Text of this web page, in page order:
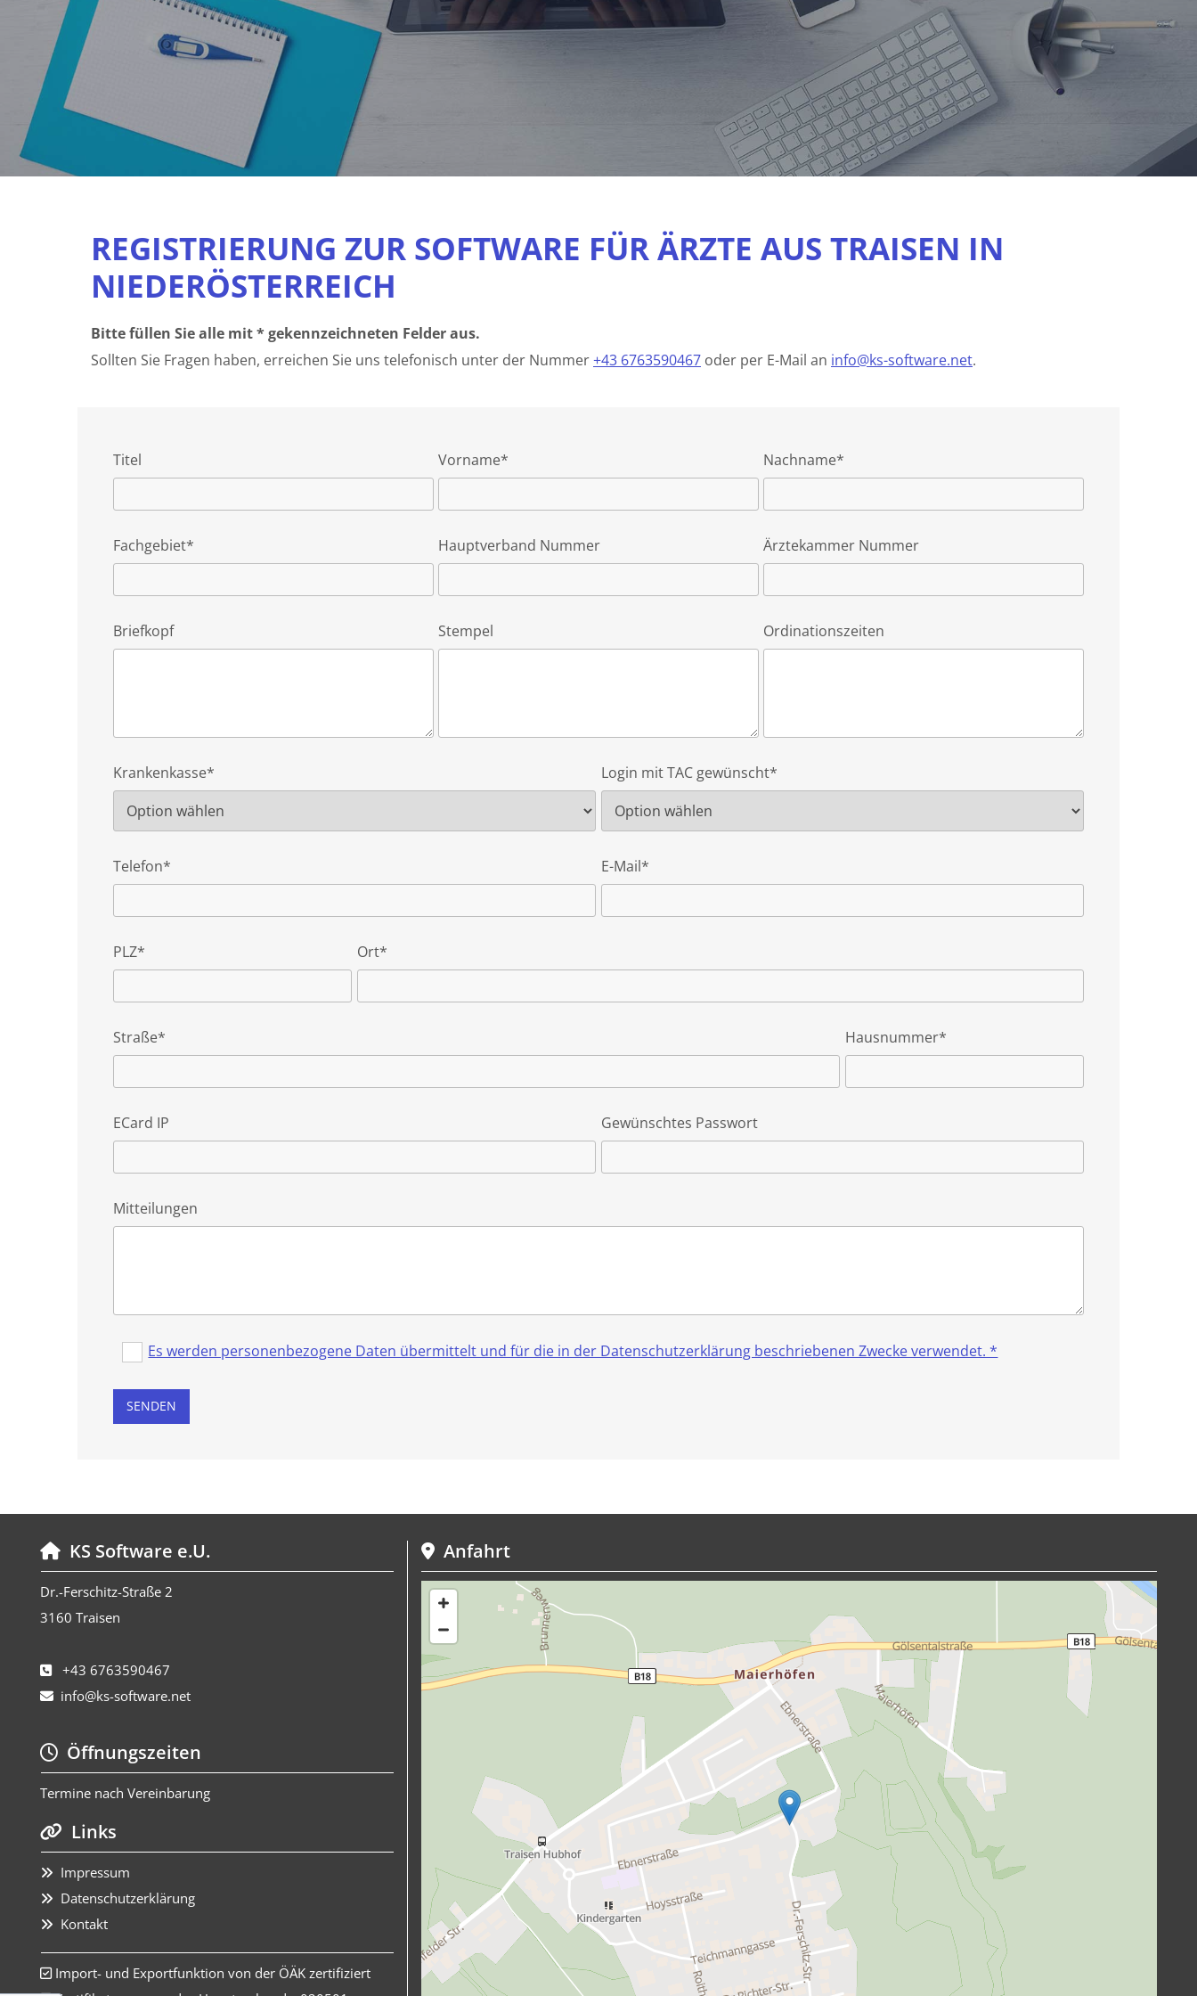
REGISTRIERUNG ZUR SOFTWARE FÜR ÄRZTE AUS TRAISEN IN
NIEDERÖSTERREICH
Bitte füllen Sie alle mit * gekennzeichneten Felder aus.
Sollten Sie Fragen haben, erreichen Sie uns telefonisch unter der Nummer+43 6763590467 oder per E-Mail an info@ks-software.net.
Titel Vorname* Nachname*
Fachgebiet* Hauptverband Nummer Ärztekammer Nummer
Briefkopf Stempel Ordinationszeiten
Krankenkasse* Login mit TAC gewünscht*
Telefon* E-Mail*
PLZ* Ort*
Straße* Hausnummer*
ECard IP Gewünschtes Passwort
Mitteilungen
Es werden personenbezogene Daten übermittelt und für die in der Datenschutzerklärung beschriebenen Zwecke verwendet. *
 KS Software e.U.
Dr.-Ferschitz-Straße 2
3160 Traisen
 +43 6763590467
 info@ks-software.net
 Öffnungszeiten
Termine nach Vereinbarung
 Links
 Impressum
 Datenschutzerklärung
 Kontakt
Import- und Exportfunktion von der ÖÄK zertifiziert
Anfahrt